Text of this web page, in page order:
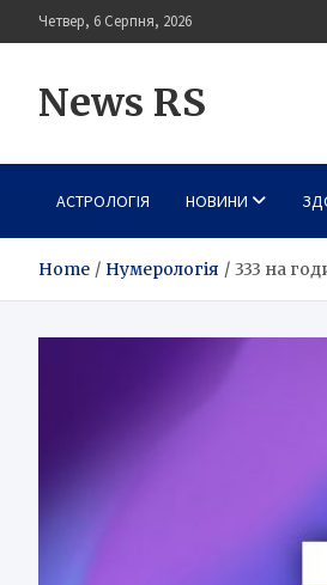
to
Четвер, 6 Серпня, 2026
News RS
АСТРОЛОГІЯ НОВИНИ
Home Нумерологія 333 на